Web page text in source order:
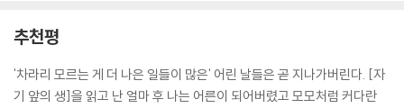
데는 이유가 있는 것이다.(이 책은 판권 계약하여 출간되었으며 원전에 충
이 소설은 처절하고 고독한 삶의 조건 속에서도 깊고 무한하며 슬프고 아
모든 좋은 책들이 그렇듯, 이 책 역시 울면서 동시에 웃게 만든다. -- 누벨
옵세바퇴르
추천평
'차라리 모르는 게 더 나은 일들이 많은' 어린 날들은 곧 지나가버린다. [자
기 앞의 생]을 읽고 난 얼마 후 나는 어른이 되어버렸고 모모처럼 커다란